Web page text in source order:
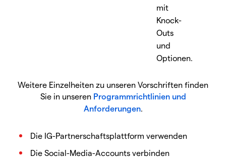
mit
Knock-
Outs
und
Optionen.
Weitere Einzelheiten zu unseren Vorschriften finden
Sie in unseren Programmrichtlinien und
Anforderungen.
Die IG-Partnerschaftsplattform verwenden
Die Social-Media-Accounts verbinden